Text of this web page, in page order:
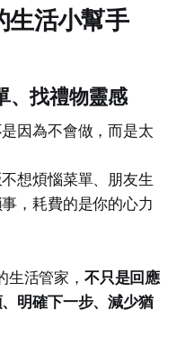
生活小幫手
、找禮物靈感
因為不會做，而是太
想煩惱菜單、朋友生
，耗費的是你的心力
活管家， 不只是回應
明確下一步、減少猶